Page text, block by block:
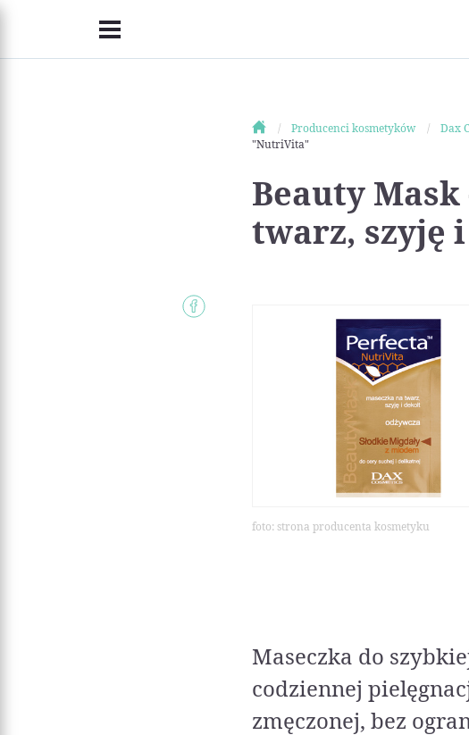
Producenci kosmetyków Dax
"NutriVita"
Beauty Mask
twarz, szyję
foto: strona producenta kosmetyku
Maseczka do
codziennej
zmęczonej, bez